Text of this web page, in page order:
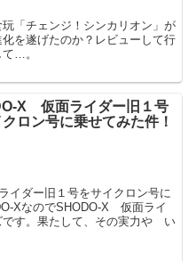
「チェンジ！シンカリオン」が
を遂げたのか？レビューして行
…。
X 仮面ライダー旧１号
ロン号に乗せてみた件！
ダー旧１号をサイクロン号に
XなのでSHODO-X 仮面ライ
です。果たして、その実力や い